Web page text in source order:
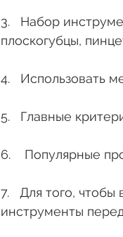
3.   Набор
плоскогубцы,
4.   Использовать
5.   Главные
6.    Популярные
7.   Для того,
инструменты